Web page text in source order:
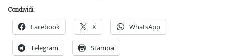
Condividi:
Facebook X WhatsApp
Telegram Stampa